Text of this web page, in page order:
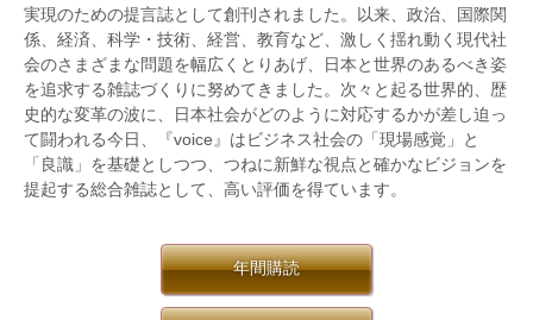
実現のための提言誌として創刊されました。以来、政治、国際関
係、経済、科学・技術、経営、教育など、激しく揺れ動く現代社
会のさまざまな問題を幅広くとりあげ、日本と世界のあるべき姿
を追求する雑誌づくりに努めてきました。次々と起る世界的、歴
史的な変革の波に、日本社会がどのように対応するかが差し迫っ
て闘われる今日、『voice』はビジネス社会の「現場感覚」と
「良識」を基礎としつつ、つねに新鮮な視点と確かなビジョンを
提起する総合雑誌として、高い評価を得ています。
年間購読